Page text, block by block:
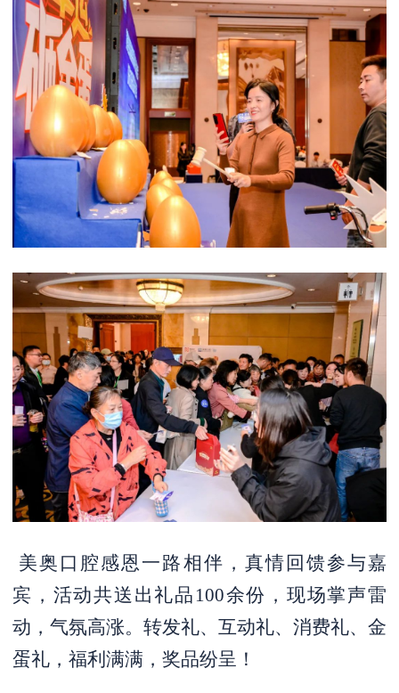
美奥口腔感恩一路相伴，真情回馈参与嘉
宾，活动共送出礼品 100余份，现场掌声雷
动，气氛高涨。转发礼、互动礼、消费礼、金
蛋礼，福利满满，奖品纷呈！